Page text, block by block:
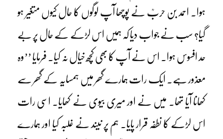
ہوا۔ احمد بن حربؒ نے پوچھا آپ لوگوں کا حال کیوں متغیر ہو
گیا؟ سب نے جواب دیا کہ ہمیں اس لڑکے کے حال پر بے
حد افسوس ہوا۔ اس نے آپ کا بھی کچھ خیال نہ کیا۔ فرمایا ’’وہ
معذور ہے۔ ایک رات ہمارے گھر میں ہمسایہ کے گھر سے
کھانا آیا تھا۔ میں نے اور میری بیوی نے کھایا۔ اسی رات
اس لڑکے کا نطفہ قرار پایا۔ ہم پر نیند نے غلبہ کیا اور ہمارے